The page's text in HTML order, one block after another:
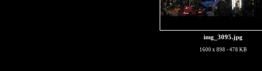
img_3095.jpg
1600 x 898 - 478 KB